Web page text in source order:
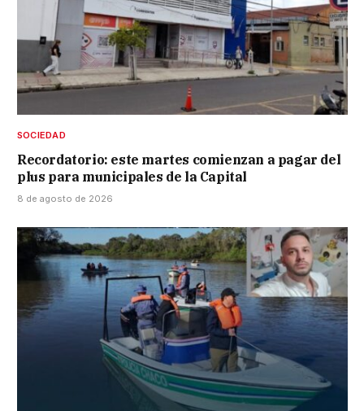
SOCIEDAD
Recordatorio: este martes comienzan a pagar del
plus para municipales de la Capital
8 de agosto de 2026